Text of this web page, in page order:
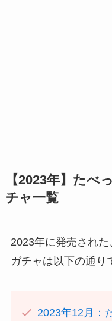
【2023年】たべ
チャ一覧
2023年に発売され
ガチャは以下の通り
2023年12月：